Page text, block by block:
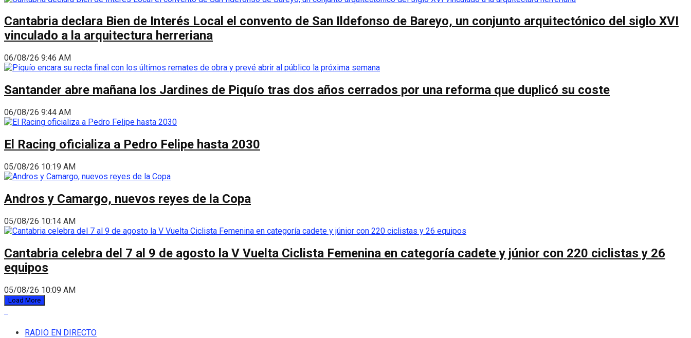
Cantabria declara Bien de Interés Local el convento de San Ildefonso de Bareyo, un conjunto arquitectónico del siglo XVI
vinculado a la arquitectura herreriana
06/08/26 9:46 AM
Santander abre mañana los Jardines de Piquío tras dos años cerrados por una reforma que duplicó su coste
06/08/26 9:44 AM
El Racing oficializa a Pedro Felipe hasta 2030
05/08/26 10:19 AM
Andros y Camargo, nuevos reyes de la Copa
05/08/26 10:14 AM
Cantabria celebra del 7 al 9 de agosto la V Vuelta Ciclista Femenina en categoría cadete y júnior con 220 ciclistas y 26
equipos
05/08/26 10:09 AM
Load More
RADIO EN DIRECTO